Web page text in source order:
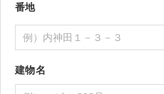
番地
建物名